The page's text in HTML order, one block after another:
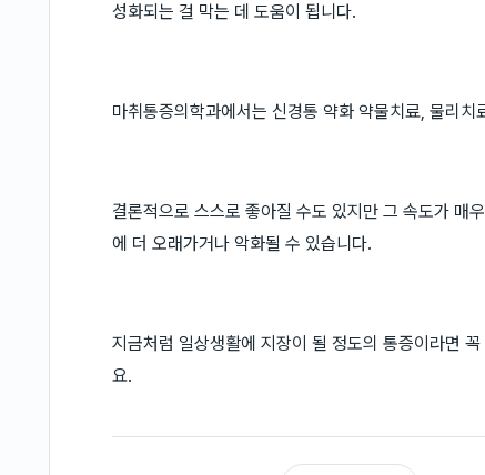
성화되는 걸 막는 데 도움이 됩니다.
마취통증의학과에서는 신경통 약화 약물치료, 물리
결론적으로 스스로 좋아질 수도 있지만 그 속도가 매
에 더 오래가거나 악화될 수 있습니다.
지금처럼 일상생활에 지장이 될 정도의 통증이라면
요.